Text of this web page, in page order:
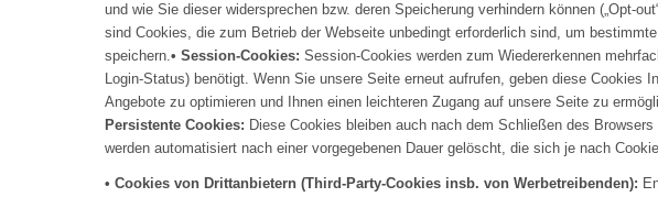
und wie Sie dieser widersprechen bzw. deren Speicherung verhindern können („Opt-
sind Cookies, die zum Betrieb der Webseite unbedingt erforderlich sind, um
speichern.• Session-Cookies: Session-Cookies werden zum Wiedererkennen
Login-Status) benötigt. Wenn Sie unsere Seite erneut aufrufen, geben diese
Angebote zu optimieren und Ihnen einen leichteren Zugang auf unsere Seite zu
Persistente Cookies: Diese Cookies bleiben auch nach dem Schließen des
werden automatisiert nach einer vorgegebenen Dauer gelöscht, die sich je nach
• Cookies von Drittanbietern (Third-Party-Cookies insb. von Werbetreibenden):